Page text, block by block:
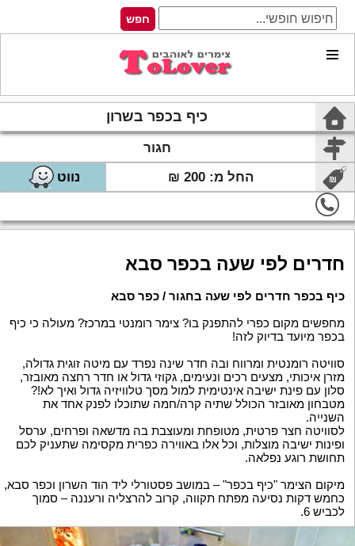
כיף בכפר בשרון
חגור
החל מ: 200 ₪
נווט
חדרים לפי שעה בכפר סבא
כיף בכפר חדרים לפי שעה בחגור / כפר סבא
מחפשים מקום כפרי להתפנק בו? צימר רומנטי במרכז? מעולה כי כיף
בכפר מיועד בדיוק לזה!
סוויטה רומנטית ומרווח ובה חדר שינה נפרד עם מיטה זוגית גדולה,
מזרן איכותי, מצעים רכים ונעימים, גקוזי גדול או חדר רחצה מאובזר,
סלון עם פינת ישיבה אינטימית למול מסך טלוויזיה גדול ואיך לא!?
מטבחון מאובזר הכולל שתיה קרה/חמה שתוכלו לפנק אחד את
השנייה.
לסוויטה חצר פרטית, מטופחת ומעוצבת בה מדשאה ופרחים, ערסל
ופינות ישיבה מוצלות, וכל אלו באווירה כפרית מקסימה שתעניק לכם
תחושת רוגע נפלאה.
מיקום הצימר "כיף בכפר" – במושב פסטורלי ליד הוד השרון וכפר סבא,
כחמש דקות נסיעה מפתח תקווה, קרוב להרצליה ורעננה – סמוך
לכביש 6.
צימר דיסקרטי בשרון – כיף בכפר, עם חניה פרטית הצמודה לסוויטה,